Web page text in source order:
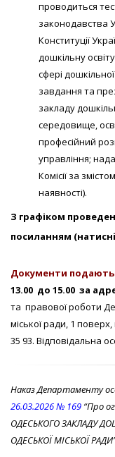
проводиться
законодавства
Конституції
дошкільну
сфері
завдання та
закладу
середовище,
професійний
управління;
Комісії за
наявності).
З графіком
посиланням
Документи
13.00 до 15.00 за
та правової роботи
міської ради, 1
35 93. Відповідальна
Наказ Департаменту
26.03.2026 № 169 “Про
ОДЕСЬКОГО ЗАКЛАДУ
ОДЕСЬКОЇ МІСЬКОЇ